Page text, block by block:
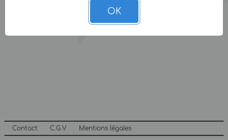
Contact C.G.V Mentions légales
OK